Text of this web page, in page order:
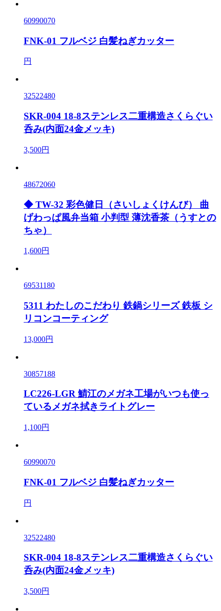
60990070
FNK-01 フルベジ 白髪ねぎカッター
円
32522480
SKR-004 18-8ステンレス二重構造さくらぐい
呑み(内面24金メッキ)
3,500円
48672060
◆ TW-32 彩色健日（さいしょくけんび） 曲
げわっぱ風弁当箱 小判型 薄沈香茶（うすとの
ちゃ）
1,600円
69531180
5311 わたしのこだわり 鉄鍋シリーズ 鉄板 シ
リコンコーティング
13,000円
30857188
LC226-LGR 鯖江のメガネ工場がいつも使っ
ているメガネ拭きライトグレー
1,100円
60990070
FNK-01 フルベジ 白髪ねぎカッター
円
32522480
SKR-004 18-8ステンレス二重構造さくらぐい
呑み(内面24金メッキ)
3,500円